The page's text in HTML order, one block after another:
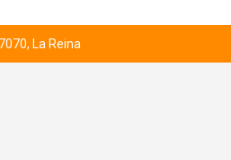
La Reina